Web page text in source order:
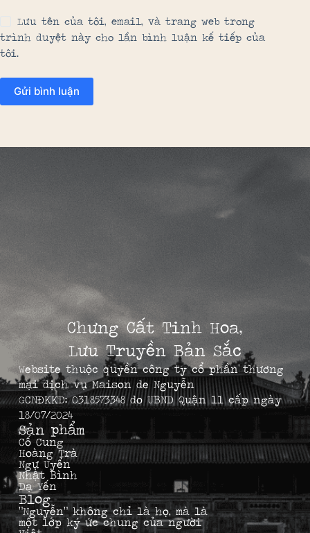
Lưu tên của tôi, email, và trang web trong
trình duyệt này cho lần bình luận kế tiếp của
tôi.
Gửi bình luận
Chưng Cất Tinh Hoa,
Lưu Truyền Bản Sắc
Website thuộc quyền công ty cổ phần thương
mại dịch vụ Maison de Nguyễn
GCNĐKKD: 0318573348 do UBND Quận 11 cấp ngày
18/07/2024
Sản phẩm
Cố Cung
Hoàng Trà
Ngự Uyển
Nhật Bình
Dạ Yến
Blog
“Nguyễn” không chỉ là họ, mà là
một lớp ký ức chung của người